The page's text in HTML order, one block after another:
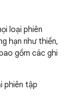
loại phiên
hạn như thiền,
gồm các ghi
phiên tập